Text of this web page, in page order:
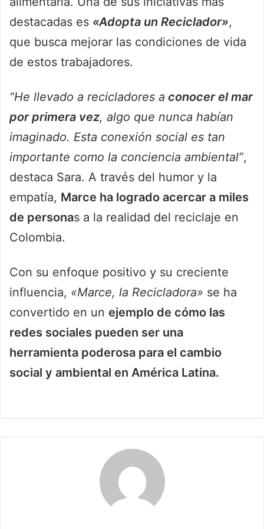
destacadas es «Adopta un Reciclador»,
que busca mejorar las condiciones de vida
de estos trabajadores.
“He llevado a recicladores a conocer el mar
por primera vez, algo que nunca habían
imaginado. Esta conexión social es tan
importante como la conciencia ambiental”,
destaca Sara. A través del humor y la
empatía, Marce ha logrado acercar a miles
de personas a la realidad del reciclaje en
Colombia.
Con su enfoque positivo y su creciente
influencia, «Marce, la Recicladora» se ha
convertido en un ejemplo de cómo las
redes sociales pueden ser una
herramienta poderosa para el cambio
social y ambiental en América Latina.